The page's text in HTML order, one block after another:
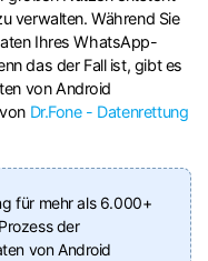
verwalten. Während Sie
Ihres WhatsApp-
das der Fall ist, gibt es
von Android
Dr.Fone - Datenrettung
für mehr als 6.000+
der
von Android